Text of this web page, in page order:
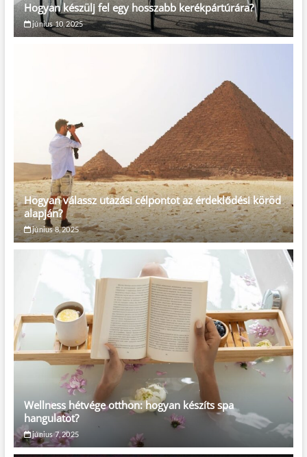
Hogyan készülj fel egy hosszabb kerékpártúrára?
június 10, 2025
Hogyan válassz utazási célpontot az érdeklődési köröd
alapján?
június 8, 2025
Wellness hétvége otthon: hogyan készíts spa
hangulatot?
június 7, 2025